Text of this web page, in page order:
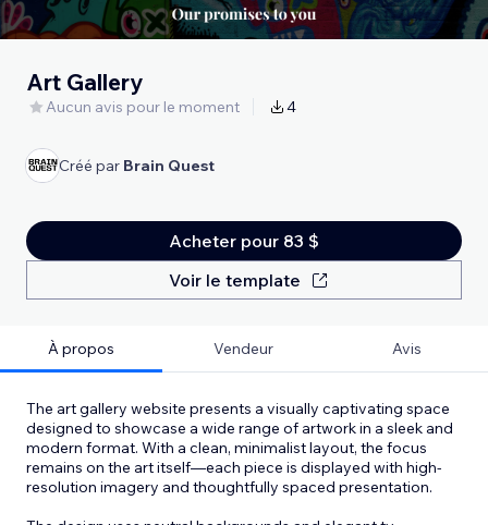
Art Gallery
Aucun avis pour le moment 4
Créé par Brain Quest
Acheter pour 83 $
Voir le template
À propos Vendeur Avis
The art gallery website presents a visually captivating space
designed to showcase a wide range of artwork in a sleek and
modern format. With a clean, minimalist layout, the focus
remains on the art itself—each piece is displayed with high-
resolution imagery and thoughtfully spaced presentation.